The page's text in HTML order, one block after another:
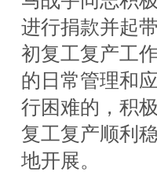
进行捐款并起
初复工复产工
的日常管理和
行困难的，积
复工复产顺利
地开展。